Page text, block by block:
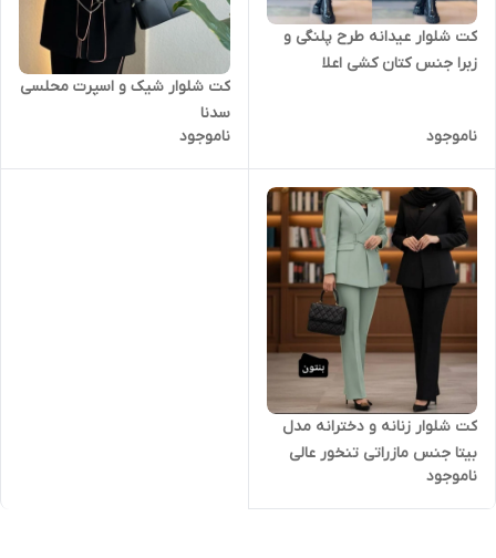
کت شلوار عیدانه طرح پلنگی و
زبرا جنس کتان کشی اعلا
ناموجود
کت شلوار شیک و اسپرت محلسی
سدنا
ناموجود
کت شلوار زنانه و دخترانه مدل
بیتا جنس مازراتی تنخور عالی
ناموجود